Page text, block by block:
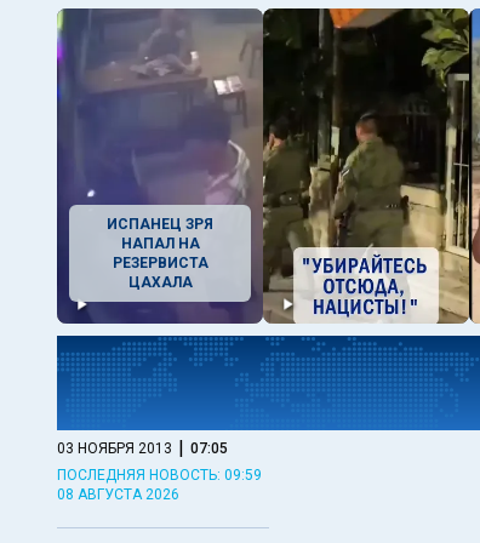
ИСПАНЕЦ ЗРЯ
НАПАЛ НА
РЕЗЕРВИСТА
ЦАХАЛА
03 НОЯБРЯ 2013 | 07:05
ПОСЛЕДНЯЯ НОВОСТЬ: 09:59
08 АВГУСТА 2026